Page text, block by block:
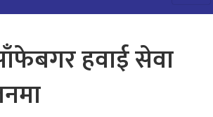
हवाई सेवा